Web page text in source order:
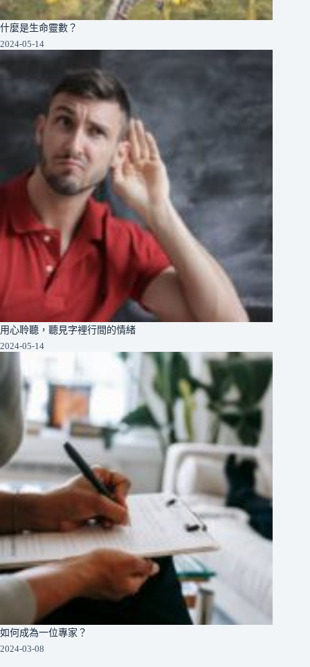
什麼是生命靈數？
2024-05-14
用心聆聽，聽見字裡行間的情緒
2024-05-14
如何成為一位專家？
2024-03-08